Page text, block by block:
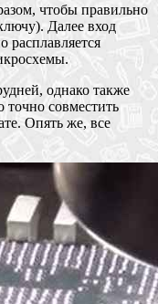
чтобы правильно
Далее вход
расплавляется
однако также
точно совместить
Опять же, все